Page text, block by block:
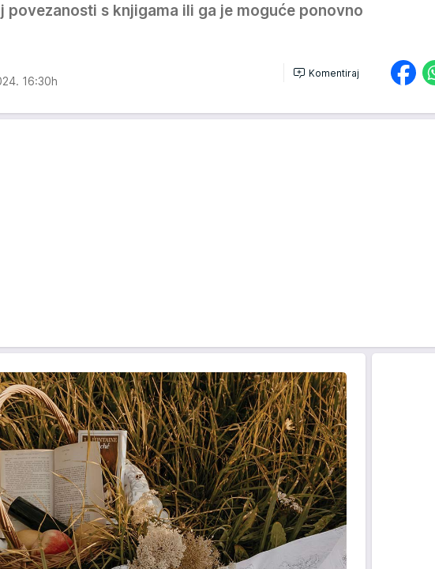
povezanosti s knjigama ili ga je moguće ponovno
16:30h
Komentiraj